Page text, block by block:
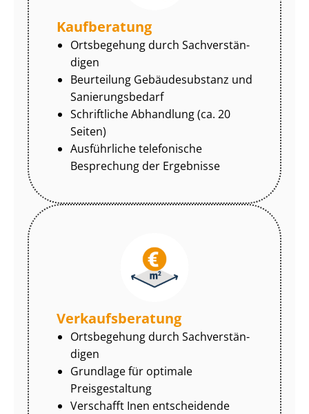
Kaufberatung
Ortsbegehung durch Sach­ver­stän­
di­gen
Beurteilung Gebäudesubstanz und
Sa­nie­rungs­be­darf
Schriftliche Abhandlung (ca. 20
Seiten)
Ausführliche telefonische
Besprechung der Ergebnisse
Ver­kaufs­be­ra­tung
Ortsbegehung durch Sach­ver­stän­
di­gen
Grundlage für optimale
Preisgestaltung
Verschafft Inen entscheidende